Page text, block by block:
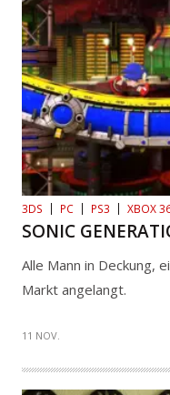
3DS PC PS3 XBOX
SONIC
Alle Mann in Deckung,
Markt angelangt.
11 NOV.